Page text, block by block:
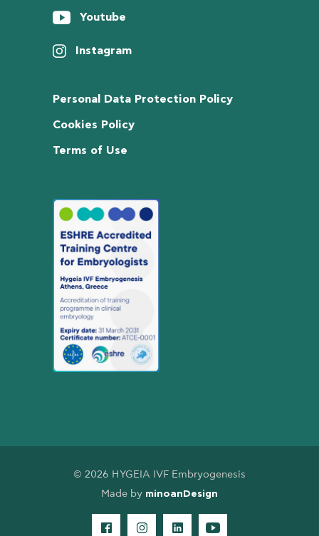
Youtube
Instagram
Personal Data Protection Policy
Cookies Policy
Terms of Use
© 2026 HYGEIA IVF Embryogenesis
Made by minoanDesign